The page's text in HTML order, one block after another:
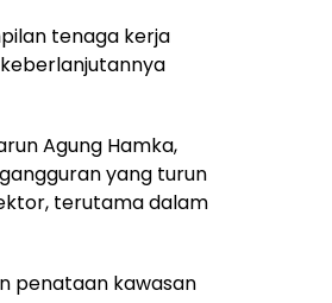
tenaga kerja
Agung Hamka,
yang turun
terutama dalam
penataan kawasan